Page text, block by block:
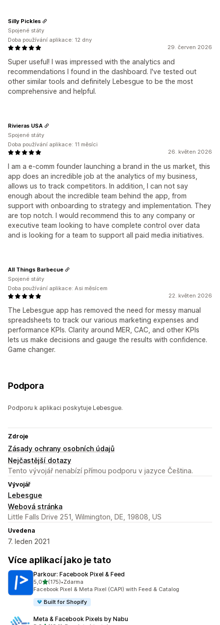
29. červen 2026
Super useful! I was impressed with the analytics and
recommendations I found in the dashboard. I've tested out
other similar tools and definitely Lebesgue to be the most
comprehensive and helpful.
Silly Pickles
Spojené státy
Doba používání aplikace: 12 dny
26. květen 2026
I am a e-comm founder launching a brand in the us market, this
app does an incredible job at the analytics of my business,
allows us to track competitors. In addition, I can not say
enough about the incredible team behind the app, from
support with onboarding to strategy and implementation. They
are top notch. I would recommend this to any company or
executive team looking to have complete control over data
and is looking for a team to support all paid media initiatives.
Rivieras USA
Spojené státy
Doba používání aplikace: 11 měsíci
22. květen 2026
The Lebesgue app has removed the need for messy manual
spreadsheets to track our various marketing expenses and
performance KPIs. Clarity around MER, CAC, and other KPIs
lets us make decisions and gauge the results with confidence.
Game changer.
All Things Barbecue
Spojené státy
Doba používání aplikace: Asi měsícem
Podpora
Podporu k aplikaci poskytuje Lebesgue.
Zdroje
Zásady ochrany osobních údajů
Nejčastější dotazy
Tento vývojář nenabízí přímou podporu v jazyce Čeština.
Vývojář
Lebesgue
Webová stránka
Little Falls Drive 251, Wilmington, DE, 19808, US
Uvedena
7. leden 2021
Více aplikací jako je tato
Parkour: Facebook Pixel & Feed
5,0z 5 hvězd
(175)
Celkový počet recenzí: 175
•Zdarma
Facebook Pixel & Meta Pixel (CAPI) with Feed & Catalog
Built for Shopify
Meta & Facebook Pixels by Nabu